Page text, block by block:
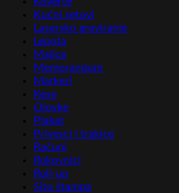
Kućni setovi
Lasersko graviranje
Lepota
Majice
Memorandum
Markeri
Kese
Olovke
Plakat
Privesci i trakice
Računi
Rokovnici
Roll-up
Sito štampa